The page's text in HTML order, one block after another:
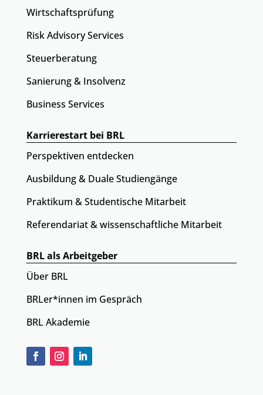
Wirtschaftsprüfung
Risk Advisory Services
Steuerberatung
Sanierung & Insolvenz
Business Services
Karrierestart bei BRL
Perspektiven entdecken
Ausbildung & Duale Studiengänge
Praktikum & Studentische Mitarbeit
Referendariat & wissenschaftliche Mitarbeit
BRL als Arbeitgeber
Über BRL
BRLer*innen im Gespräch
BRL Akademie